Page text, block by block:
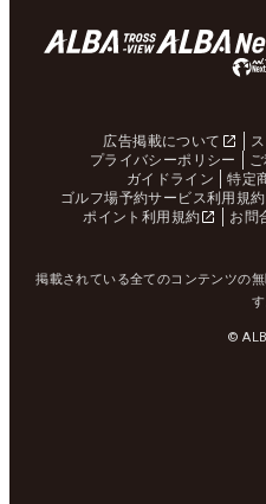
広告掲載について
プライバシーポリシー
ガイドライン
特定
ゴルフ場予約サービス利用規約
ポイント利用規約
お問
掲載されている全てのコンテンツの
す
©